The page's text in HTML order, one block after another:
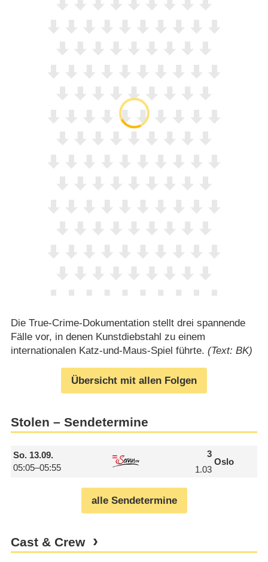
Die True-Crime-Dokumentation stellt drei spannende
Fälle vor, in denen Kunstdiebstahl zu einem
internationalen Katz-und-Maus-Spiel führte. (Text: BK)
Übersicht mit allen Folgen
Stolen – Sendetermine
So.13.09.
05:05–05:55
3
1.03
Oslo
alle Sendetermine
Cast & Crew